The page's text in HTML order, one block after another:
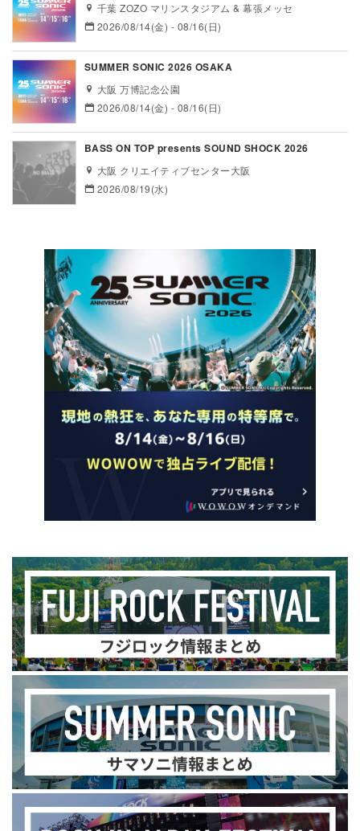
千葉 ZOZO マリンスタジアム & 幕張メッセ
2026/08/14(金) - 08/16(日)
SUMMER SONIC 2026 OSAKA
大阪 万博記念公園
2026/08/14(金) - 08/16(日)
BASS ON TOP presents SOUND SHOCK 2026
大阪 クリエイティブセンター大阪
2026/08/19(水)